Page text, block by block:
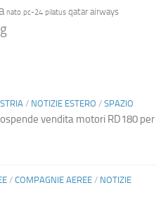
nato pc-24 pilatus qatar airways
/ NOTIZIE ESTERO / SPAZIO
vendita motori RD180 per
/ COMPAGNIE AEREE / NOTIZIE